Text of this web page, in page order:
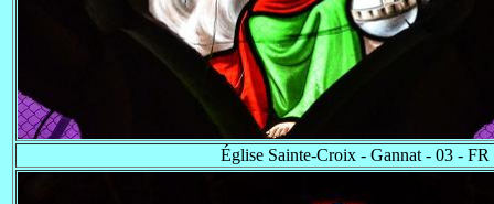
Église Sainte-Croix - Gannat - 03 - FR